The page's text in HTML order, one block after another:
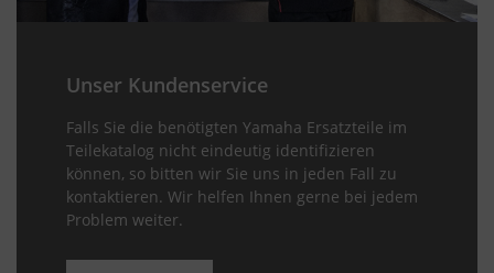
Unser Kundenservice
Falls Sie die benötigten Yamaha Ersatzteile im
Teilekatalog nicht eindeutig identifizieren
können, so bitten wir Sie uns in jeden Fall zu
kontaktieren. Wir helfen Ihnen gerne bei jedem
Problem weiter.